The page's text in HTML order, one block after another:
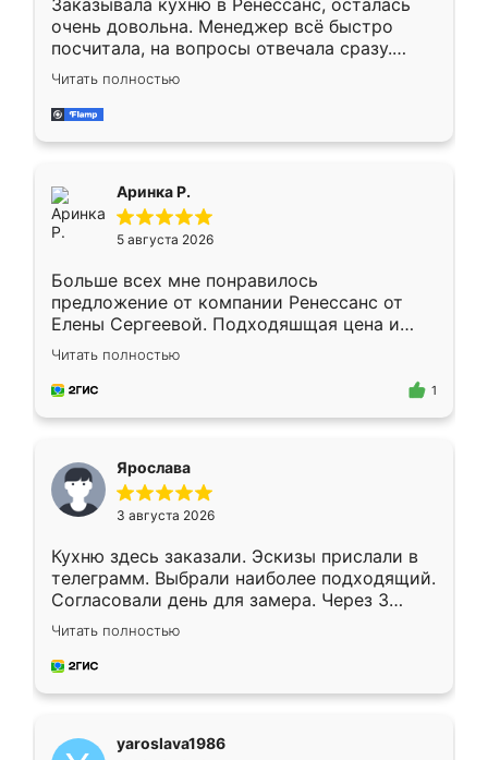
Заказывала кухню в Ренессанс, осталась
очень довольна. Менеджер всё быстро
посчитала, на вопросы отвечала сразу.
Замерщик приехал в субботу, подошёл к
делу со всей ответственностью. Собрали
за день, ребята работали аккуратно, даже
Читать полностью
Аринка Р.
5 августа 2026
Больше всех мне понравилось
предложение от компании Ренессанс от
Елены Сергеевой. Подходяшщая цена и
короткие сроки изготовления. Приехавший
для замера сотрудник Владислав
предложил по моему эскизу самый
Читать полностью
1
Ярослава
3 августа 2026
Кухню здесь заказали. Эскизы прислали в
телеграмм. Выбрали наиболее подходящий.
Согласовали день для замера. Через 3
недели кухня была уже готова. Остались
довольны работой. Спасибо Ренессанс
мебель за качественную работу!
Читать полностью
yaroslava1986